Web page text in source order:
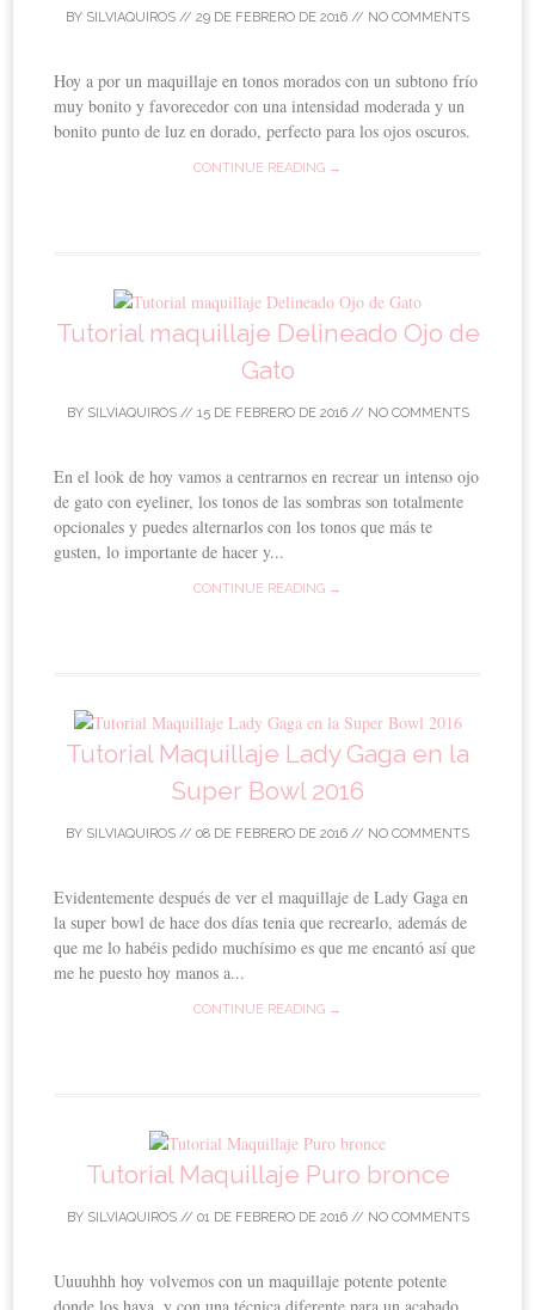
BY SILVIAQUIROS // 29 DE FEBRERO DE 2016 // NO COMMENTS
Hoy a por un maquillaje en tonos morados con un subtono frío
muy bonito y favorecedor con una intensidad moderada y un
bonito punto de luz en dorado, perfecto para los ojos oscuros.
CONTINUE READING →
Tutorial maquillaje Delineado Ojo de
Gato
BY SILVIAQUIROS// 15 DE FEBRERO DE 2016// NO COMMENTS
En el look de hoy vamos a centrarnos en recrear un intenso ojo
de gato con eyeliner, los tonos de las sombras son totalmente
opcionales y puedes alternarlos con los tonos que más te
gusten, lo importante de hacer y...
CONTINUE READING →
Tutorial Maquillaje Lady Gaga en la
Super Bowl 2016
BY SILVIAQUIROS // 08 DE FEBRERO DE 2016 // NO COMMENTS
Evidentemente después de ver el maquillaje de Lady Gaga en
la super bowl de hace dos días tenia que recrearlo, además de
que me lo habéis pedido muchísimo es que me encantó así que
me he puesto hoy manos a...
CONTINUE READING →
Tutorial Maquillaje Puro bronce
BY SILVIAQUIROS// 01 DE FEBRERO DE 2016// NO COMMENTS
Uuuuhhh hoy volvemos con un maquillaje potente potente